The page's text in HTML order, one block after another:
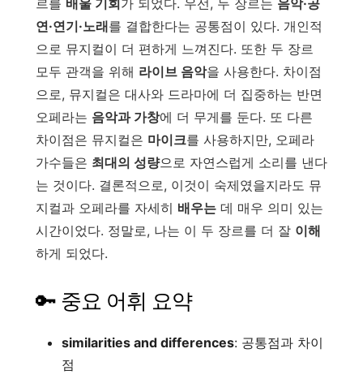
연·연기·노래를 결합한다는 공통점이 있다. 개인적
으로 뮤지컬이 더 편하게 느껴진다. 또한 두 장르
모두 관객을 위해 라이브 음악을 사용한다. 차이점
으로, 뮤지컬은 대사와 드라마에 더 집중하는 반면
오페라는 음악과 가창에 더 무게를 둔다. 또 다른
차이점은 뮤지컬은 마이크를 사용하지만, 오페라
가수들은 최대의 성량으로 자연스럽게 소리를 낸다
는 것이다. 결론적으로, 이것이 숙제였을지라도 뮤
지컬과 오페라를 자세히 배우는 데 매우 의미 있는
시간이었다. 정말로, 나는 이 두 장르를 더 잘 이해
하게 되었다.
🔑 중요 어휘 요약
similarities and differences: 공통점과 차이
점